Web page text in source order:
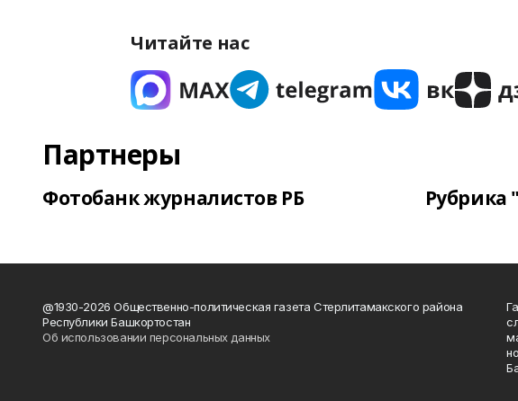
Читайте нас
Партнеры
Фотобанк журналистов РБ Рубрика
@1930-2026 Общественно-политическая газета Стерлитамакского района
Республики Башкортостан
Об использовании персональных данных